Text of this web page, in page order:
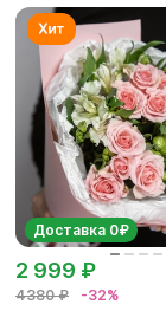
Доставка 0₽
4380 ₽ -32%
2 999 ₽